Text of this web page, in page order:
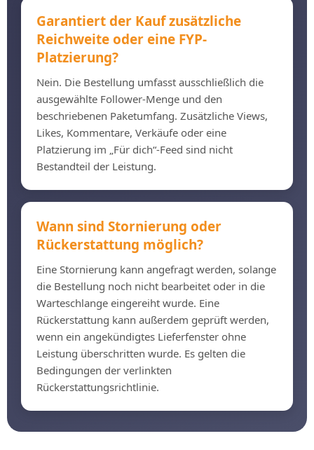
Garantiert der Kauf zusätzliche
Reichweite oder eine FYP-
Platzierung?
Nein. Die Bestellung umfasst ausschließlich die
ausgewählte Follower-Menge und den
beschriebenen Paketumfang. Zusätzliche Views,
Likes, Kommentare, Verkäufe oder eine
Platzierung im „Für dich“-Feed sind nicht
Bestandteil der Leistung.
Wann sind Stornierung oder
Rückerstattung möglich?
Eine Stornierung kann angefragt werden, solange
die Bestellung noch nicht bearbeitet oder in die
Warteschlange eingereiht wurde. Eine
Rückerstattung kann außerdem geprüft werden,
wenn ein angekündigtes Lieferfenster ohne
Leistung überschritten wurde. Es gelten die
Bedingungen der verlinkten
Rückerstattungsrichtlinie.